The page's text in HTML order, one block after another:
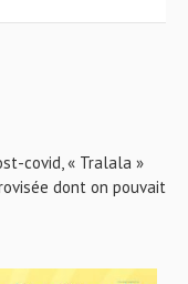
covid, « Tralala »
dont on pouvait